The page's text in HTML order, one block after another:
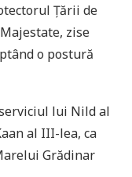
Țării de
zise
o postură
lui Nild al
al III-lea, ca
Grădinar